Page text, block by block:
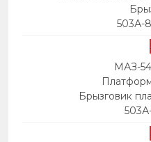
503А-
МАЗ-
Брызговик